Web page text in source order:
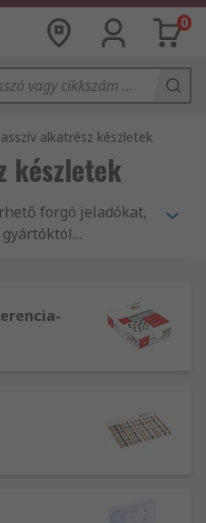
0
alkatrész készletek
készletek
forgó jeladókat,
ügyfeleinknek!